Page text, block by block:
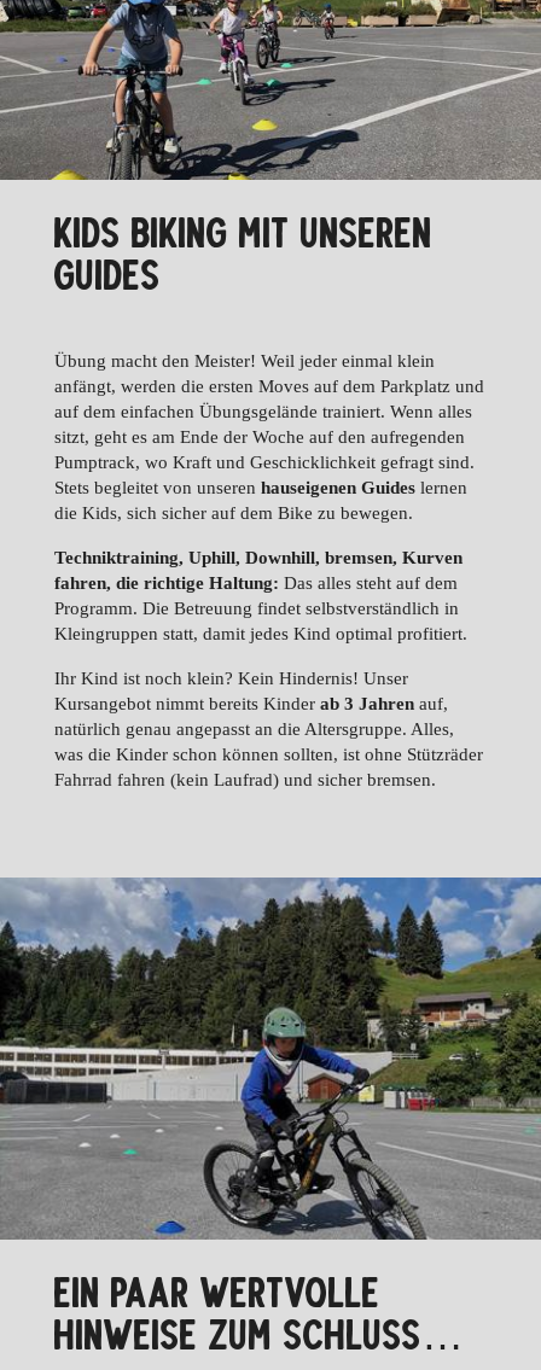
KIDS BIKING MIT UNSEREN
GUIDES
Übung macht den Meister! Weil jeder einmal klein
anfängt, werden die ersten Moves auf dem Parkplatz und
auf dem einfachen Übungsgelände trainiert. Wenn alles
sitzt, geht es am Ende der Woche auf den aufregenden
Pumptrack, wo Kraft und Geschicklichkeit gefragt sind.
Stets begleitet von unseren hauseigenen Guides lernen
die Kids, sich sicher auf dem Bike zu bewegen.
Techniktraining, Uphill, Downhill, bremsen, Kurven
fahren, die richtige Haltung: Das alles steht auf dem
Programm. Die Betreuung findet selbstverständlich in
Kleingruppen statt, damit jedes Kind optimal profitiert.
Ihr Kind ist noch klein? Kein Hindernis! Unser
Kursangebot nimmt bereits Kinderab 3 Jahrenauf,
natürlich genau angepasst an die Altersgruppe. Alles,
was die Kinder schon können sollten, ist ohne Stützräder
Fahrrad fahren (kein Laufrad) und sicher bremsen.
EIN PAAR WERTVOLLE
HINWEISE ZUM SCHLUSS…